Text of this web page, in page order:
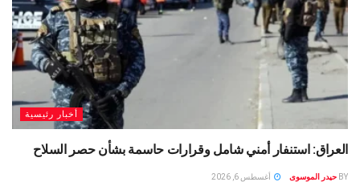
أخبار رئيسية
العراق: استنفار أمني شامل وقرارات حاسمة بشأن حصر السلاح
BY حيدر الموسوى أغسطس 6, 2026